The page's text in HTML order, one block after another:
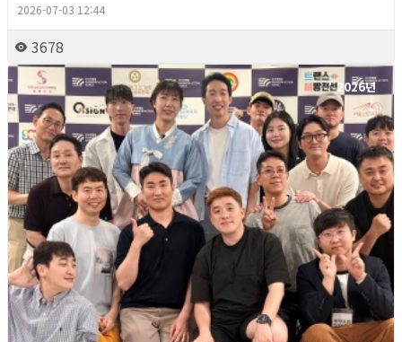
2026-07-03 12:44
3678
2026년